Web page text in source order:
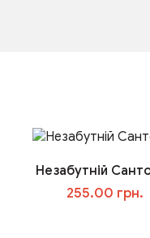
Незабутній
255.00 грн.